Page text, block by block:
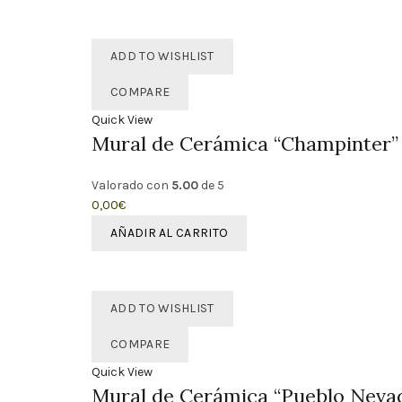
ADD TO WISHLIST
COMPARE
Quick View
Mural de Cerámica “Champinter”
Valorado con 5.00 de 5
0,00€
AÑADIR AL CARRITO
ADD TO WISHLIST
COMPARE
Quick View
Mural de Cerámica “Pueblo